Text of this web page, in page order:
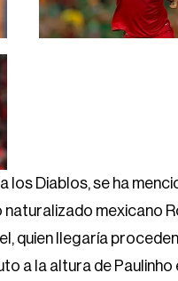
los Diablos, se ha
mexicano
quien llegaría
a la altura de